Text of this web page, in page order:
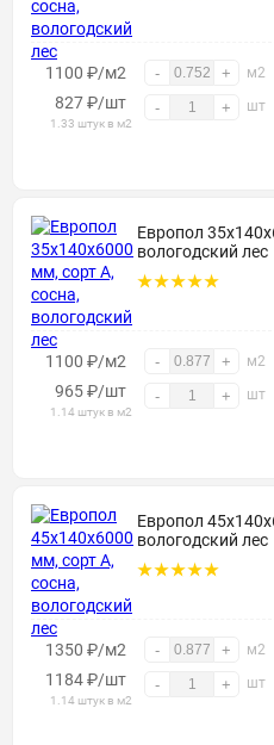
1100 ₽/м2 - + м2
827₽/шт
1.33 штук в м2
- + шт
Европол
вологодский лес
1100 ₽/м2 - + м2
965₽/шт
1.14 штук в м2
- + шт
Европол
вологодский лес
1350 ₽/м2 - + м2
1184₽/шт
1.14 штук в м2
- + шт